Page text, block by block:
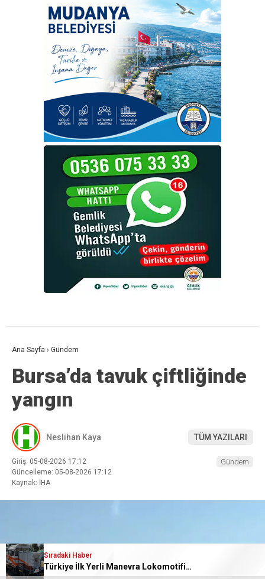
Ana Sayfa › Gündem
Bursa’da tavuk çiftliğinde
yangın
Neslihan Kaya TÜM YAZILARI
Giriş: 05-08-2026 17:12
Güncelleme: 05-08-2026 17:12
Kaynak: İHA
Gündem
Sıradaki Haber
Türkiye İlk Yerli Manevra Lokomotifini Tanzanya’ya İhraç Etti